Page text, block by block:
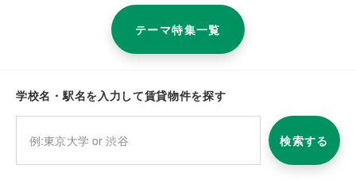
テーマ特集一覧
学校名・駅名を入力して賃貸物件を探す
検索する